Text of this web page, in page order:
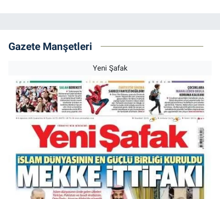
Gazete Manşetleri
Yeni Şafak